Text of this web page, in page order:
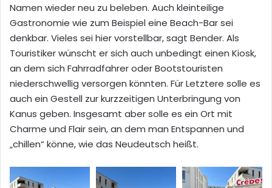
Namen wieder neu zu beleben. Auch kleinteilige
Gastronomie wie zum Beispiel eine Beach-Bar sei
denkbar. Vieles sei hier vorstellbar, sagt Bender. Als
Touristiker wünscht er sich auch unbedingt einen Kiosk,
an dem sich Fahrradfahrer oder Bootstouristen
niederschwellig versorgen könnten. Für Letztere solle es
auch ein Gestell zur kurzzeitigen Unterbringung von
Kanus geben. Insgesamt aber solle es ein Ort mit
Charme und Flair sein, an dem man Entspannen und
„chillen“ könne, wie das Neudeutsch heißt.